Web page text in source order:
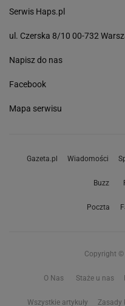
Serwis Haps.pl
ul. Czerska 8/10 00-732
Napisz do nas
Facebook
Mapa serwisu
Gazeta.pl Wiadomości
Buzz
Poczta
Copyright ©
O Nas Staże u nas
Wszystkie artykuły Zasady